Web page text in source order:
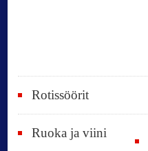
Rotissöörit
Ruoka ja viini